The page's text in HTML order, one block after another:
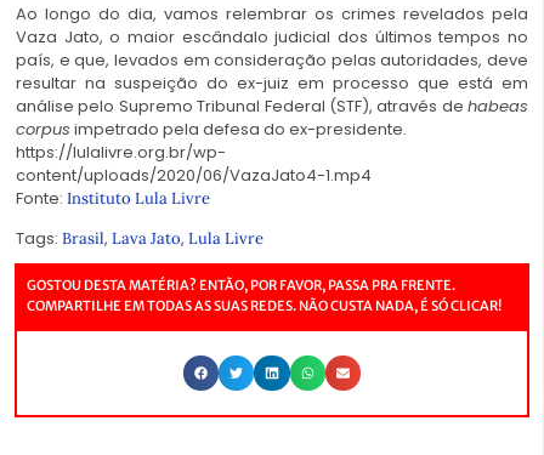
Ao longo do dia, vamos relembrar os crimes revelados pela
Vaza Jato, o maior escândalo judicial dos últimos tempos no
país, e que, levados em consideração pelas autoridades, deve
resultar na suspeição do ex-juiz em processo que está em
análise pelo Supremo Tribunal Federal (STF), através de habeas
corpus impetrado pela defesa do ex-presidente.
https://lulalivre.org.br/wp-
content/uploads/2020/06/VazaJato4-1.mp4
Fonte: Instituto Lula Livre
Tags: Brasil, Lava Jato, Lula Livre
GOSTOU DESTA MATÉRIA? ENTÃO, POR FAVOR, PASSA PRA FRENTE.
COMPARTILHE EM TODAS AS SUAS REDES. NÃO CUSTA NADA, É SÓ CLICAR!